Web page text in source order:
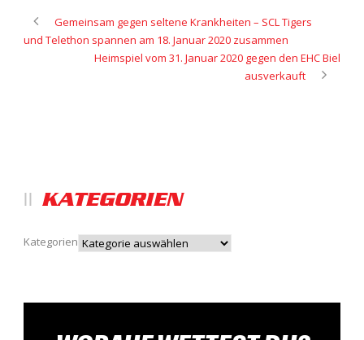
Gemeinsam gegen seltene Krankheiten – SCL Tigers
und Telethon spannen am 18. Januar 2020 zusammen
Heimspiel vom 31. Januar 2020 gegen den EHC Biel
ausverkauft
KATEGORIEN
Kategorien